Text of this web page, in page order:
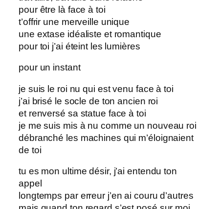
pour être là face à toi
t’offrir une merveille unique
une extase idéaliste et romantique
pour toi j’ai éteint les lumières
pour un instant
je suis le roi nu qui est venu face à toi
j’ai brisé le socle de ton ancien roi
et renversé sa statue face à toi
je me suis mis à nu comme un nouveau roi
débranché les machines qui m’éloignaient
de toi
tu es mon ultime désir, j’ai entendu ton
appel
longtemps par erreur j’en ai couru d’autres